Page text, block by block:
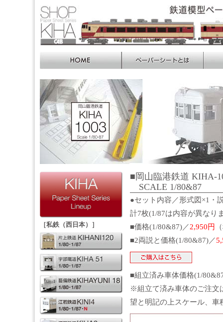
■岡山臨港鉄道 KIHA-
SCALE 1/80&87
●セット内容／形式図×1
計7枚(1/87は内容が異なり
■価格(1/80&87)／2,950円
■2両説と価格(1/80&87)／
■組立済み車体価格(1/
※組立て済み車体のご注文
望と明記の上スケール、車
［私鉄（西日本）］